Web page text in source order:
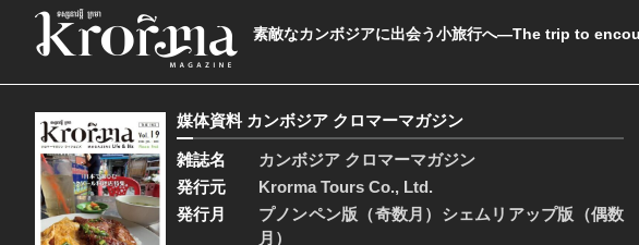
素敵なカンボジアに出会う小旅行へ―The trip to
媒体資料 カンボジア クロマーマガジン
雑誌名
カンボジア クロマーマガジン
発行元
Krorma Tours Co., Ltd.
発行月
プノンペン版（奇数月）シェムリアップ版（偶数
月）